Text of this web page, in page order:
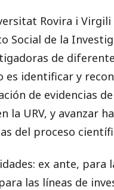
Rovira i
Social de la
de
es identificar y
de evidencias
la URV, y avanzar
del proceso
ex ante, para
las líneas de